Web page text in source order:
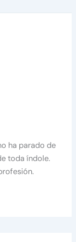
ha parado de
toda índole.